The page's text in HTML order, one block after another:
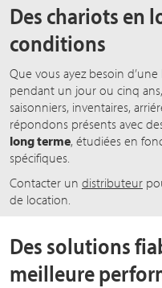
Des chariots en
conditions
Que vous ayez besoin
pendant un jour ou cinq
saisonniers, inventaires,
répondons présents avec
long terme, étudiées en
spécifiques.
Contacter un distributeur
de location.
Des solutions
meilleure